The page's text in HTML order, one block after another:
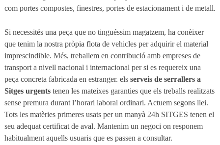
com portes compostes, finestres, portes de estacionament i de metall.
Si necessités una peça que no tinguéssim magatzem, ha conèixer
que tenim la nostra pròpia flota de vehicles per adquirir el material
imprescindible. Més, treballem en contribució amb empreses de
transport a nivell nacional i internacional per si es requereix una
peça concreta fabricada en estranger. els serveis de serrallers a
Sitges urgentstenen les mateixes garanties que els treballs realitzats
sense premura durant l’horari laboral ordinari. Actuem segons llei.
Tots les matèries primeres usats per un manyà 24h SITGES tenen el
seu adequat certificat de aval. Mantenim un negoci on responem
habitualment aquells usuaris que es passen a consultar.